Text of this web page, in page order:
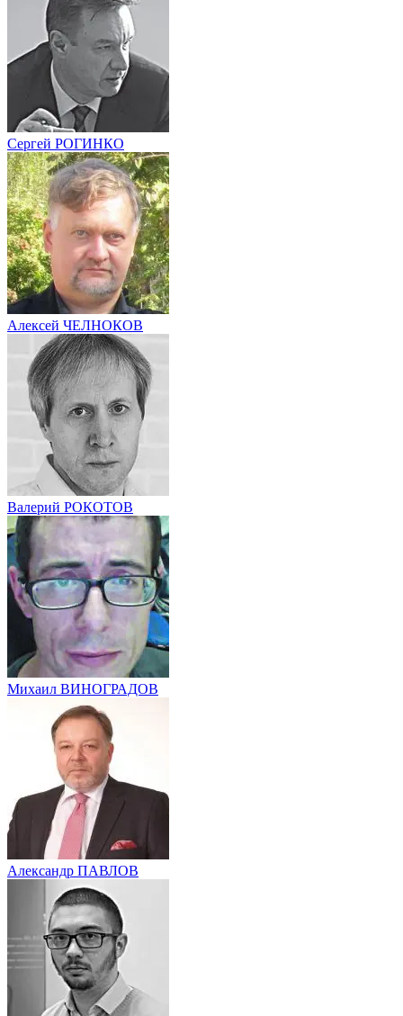
Сергей РОГИНКО
Алексей ЧЕЛНОКОВ
Валерий РОКОТОВ
Михаил ВИНОГРАДОВ
Александр ПАВЛОВ